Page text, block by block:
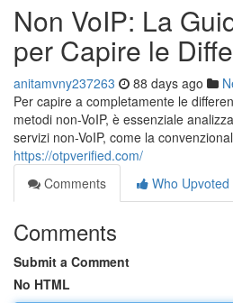
Non VoIP: La
per Capire le
anitamvny237263 88 days ago
Per capire a completamente le
metodi non-VoIP, è essenziale
servizi non-VoIP, come la
https://otpverified.com/
Comments
Who Upvoted
Comments
Submit a Comment
No HTML